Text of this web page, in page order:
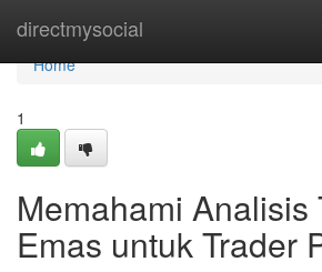
directmysocial
Home
Home
1
Memahami Analisis
Emas untuk Trader